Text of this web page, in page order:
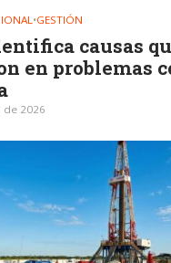
•GESTIÓN
causas
en problemas
de 2026